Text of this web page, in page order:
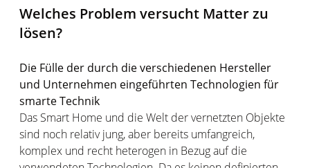
Welches Problem versucht Matter zu
lösen?
Die Fülle der durch die verschiedenen Hersteller
und Unternehmen eingeführten Technologien für
smarte Technik
Das Smart Home und die Welt der vernetzten Objekte
sind noch relativ jung, aber bereits umfangreich,
komplex und recht heterogen in Bezug auf die